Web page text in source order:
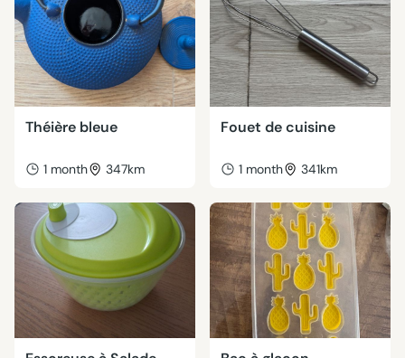
Théière bleue
1 month 347km
Fouet de cuisine
1 month 341km